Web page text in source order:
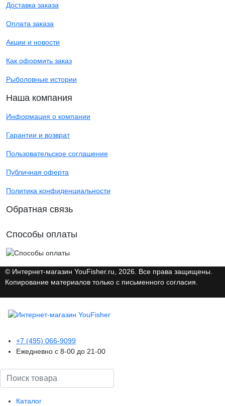
Доставка заказа
Оплата заказа
Акции и новости
Как оформить заказ
Рыболовные истории
Наша компания
Информация о компании
Гарантии и возврат
Пользовательское соглашение
Публичная оферта
Политика конфиденциальности
Обратная связь
Способы оплаты
© Интернет-магазин YouFisher.ru, 2026. Все права защищены.
Копирование материалов только с письменного согласия.
+7 (495) 066-9099
Ежедневно с 8-00 до 21-00
Поиск
Каталог